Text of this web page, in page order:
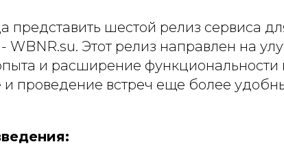
представить шестой релиз сервиса
Этот релиз направлен на
и расширение
и проведение встреч еще более